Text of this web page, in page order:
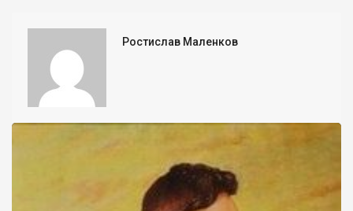
Ростислав Маленков